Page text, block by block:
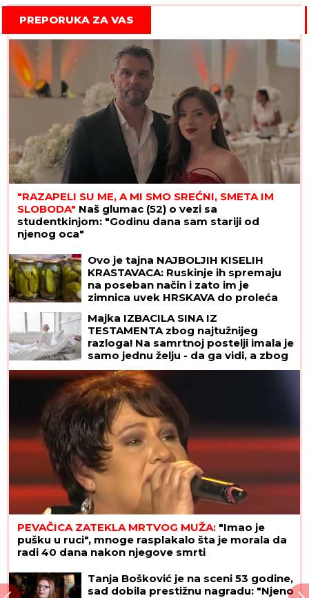
PREPORUKA ZA VAS
"RAZAPELI SU ME, A MI SMO SREĆNI, SMETA IM
SLOBODA" Naš glumac (52) o vezi sa
studentkinjom: "Godinu dana sam stariji od
njenog oca"
Ovo je sestra Ivana Marinkovića:
Često su se svađali, ali ga je i branila
kada je trebalo
KRASTAVACA: Ruskinje ih spremaju
na poseban način i zato im je
zimnica uvek HRSKAVA do proleća
Otkrivamo šta se zapravo krije iza privremenog
odsustva Jovane Jeremić sa Pinka: Neće voditi
jutarnji program do kraja avgusta, a za to vreme
će imati pune ruke posla
Majka IZBACILA SINA IZ
TESTAMENTA zbog najtužnijeg